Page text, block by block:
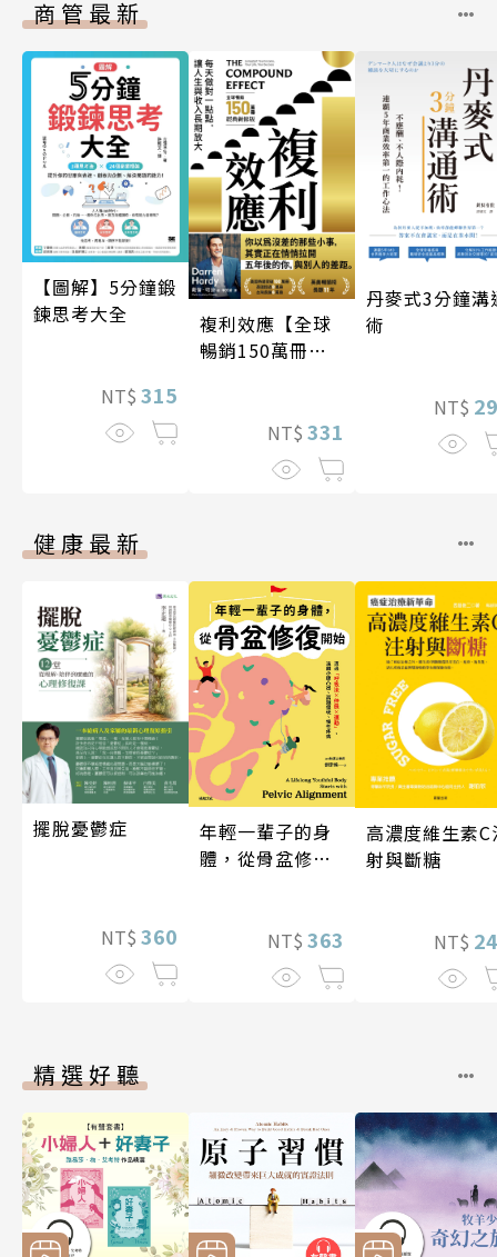
商管最新
【圖解】5分鐘鍛
鍊思考大全
NT$ 315
複利效應【全球
暢銷150萬冊・
NT$ 331
丹麥式3分鐘溝
術
NT$
健康最新
擺脫憂鬱症
NT$ 360
年輕一輩子的身
體，從骨盆修復
動」，遠離小腹
凸出、肩頸僵
硬、慢性疼痛
NT$ 363
高濃度維生素C
射與斷糖
NT$
精選好聽